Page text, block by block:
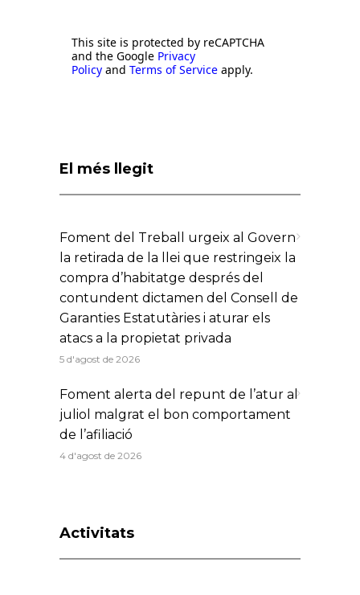
This site is protected by reCAPTCHA
and the Google Privacy
Policy and Terms of Service apply.
El més llegit
Foment del Treball urgeix al Govern
la retirada de la llei que restringeix la
compra d’habitatge després del
contundent dictamen del Consell de
Garanties Estatutàries i aturar els
atacs a la propietat privada
5 d'agost de 2026
Foment alerta del repunt de l’atur al
juliol malgrat el bon comportament
de l’afiliació
4 d'agost de 2026
Activitats